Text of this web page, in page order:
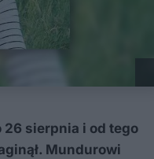
26 sierpnia i od tego
Mundurowi